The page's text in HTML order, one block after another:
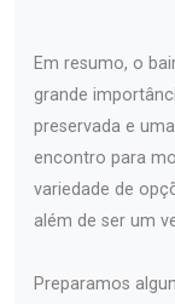
Em resumo, o
grande
preservada e
encontro para
variedade de
além de ser um
Preparamos